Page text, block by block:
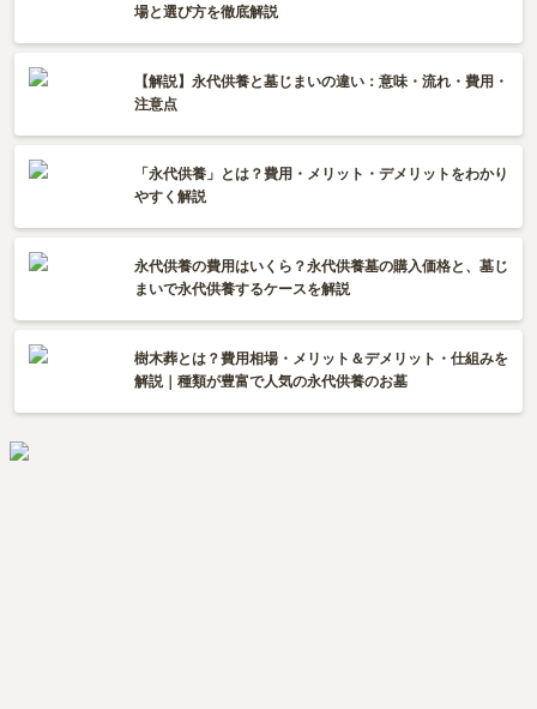
場と選び方を徹底解説
【解説】永代供養と墓じまいの違い：意味・流れ・費用・
注意点
「永代供養」とは？費用・メリット・デメリットをわかり
やすく解説
永代供養の費用はいくら？永代供養墓の購入価格と、墓じ
まいで永代供養するケースを解説
樹木葬とは？費用相場・メリット＆デメリット・仕組みを
解説｜種類が豊富で人気の永代供養のお墓